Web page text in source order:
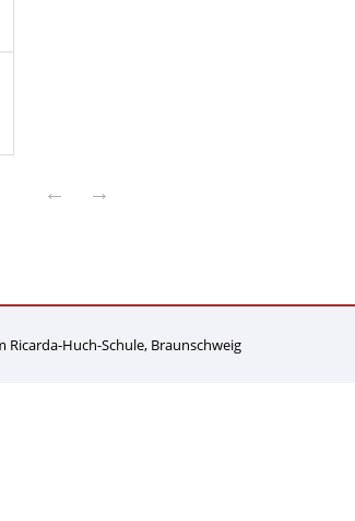
← →
Ricarda-Huch-Schule, Braunschweig